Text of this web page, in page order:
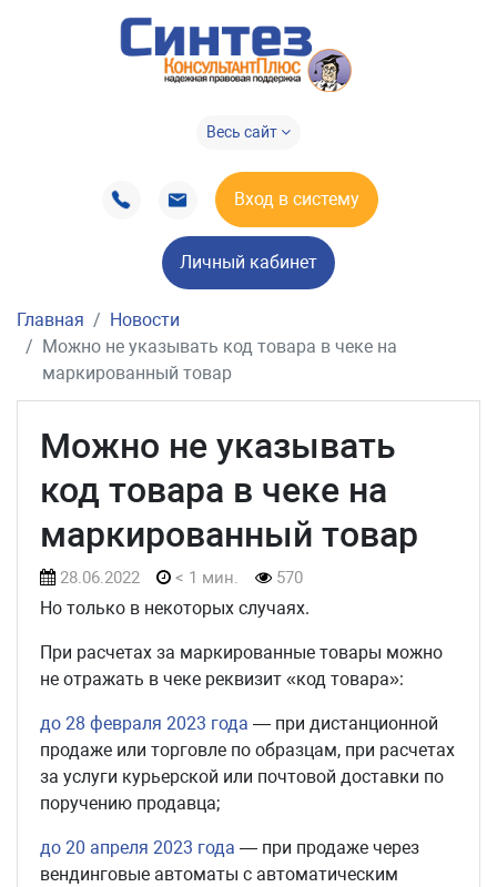
Весь сайт
Вход в систему
Личный кабинет
Главная
Новости
Можно не указывать код товара в чеке на
маркированный товар
Можно не указывать
код товара в чеке на
маркированный товар
28.06.2022 < 1 мин. 570
Но только в некоторых случаях.
При расчетах за маркированные товары можно
не отражать в чеке реквизит «код товара»:
до 28 февраля 2023 года — при дистанционной
продаже или торговле по образцам, при расчетах
за услуги курьерской или почтовой доставки по
поручению продавца;
до 20 апреля 2023 года — при продаже через
вендинговые автоматы с автоматическим